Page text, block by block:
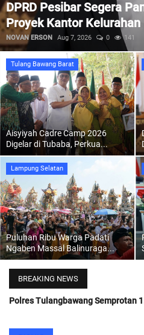
Nusantara
Galeri
Regional
Pendidikan
Ekonomi
Olahraga
Wisata
Politik
Hukum & Kriminal
Internasional
Balinuraga, Wisatawan
Tradisi Budaya Lampung
WANDI Aug 7, 2026 0 21
Tulang Bawang Barat
Aisyiyah Cadre Camp 2026
Digelar di Tubaba, Perkua...
Lampung Selatan
Puluhan Ribu Warga Padati
Ngaben Massal Balinuraga...
BREAKING NEWS